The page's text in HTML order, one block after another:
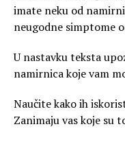
imate neku od
neugodne simptome
U nastavku teksta
namirnica koje vam
Naučite kako ih
Zanimaju vas koje su